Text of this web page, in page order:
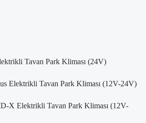
Tavan Park Kliması (24V)
Elektrikli Tavan Park Kliması (12V-24V)
X Elektrikli Tavan Park Kliması (12V-